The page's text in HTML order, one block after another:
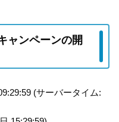
ャンペーンの開
(サーバータイム: